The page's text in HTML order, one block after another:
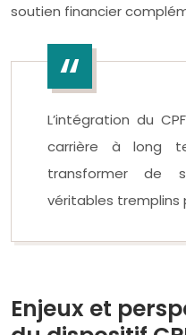
soutien financier
L’intégration du
carrière à long
transformer de
véritables tremplins
Enjeux et